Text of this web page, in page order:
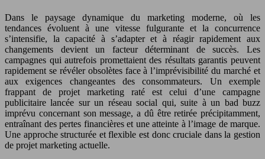
Dans le paysage dynamique du marketing moderne, où les
tendances évoluent à une vitesse fulgurante et la concurrence
s’intensifie, la capacité à s’adapter et à réagir rapidement aux
changements devient un facteur déterminant de succès. Les
campagnes qui autrefois promettaient des résultats garantis peuvent
rapidement se révéler obsolètes face à l’imprévisibilité du marché et
aux exigences changeantes des consommateurs. Un exemple
frappant de projet marketing raté est celui d’une campagne
publicitaire lancée sur un réseau social qui, suite à un bad buzz
imprévu concernant son message, a dû être retirée précipitamment,
entraînant des pertes financières et une atteinte à l’image de marque.
Une approche structurée et flexible est donc cruciale dans la gestion
de projet marketing actuelle.